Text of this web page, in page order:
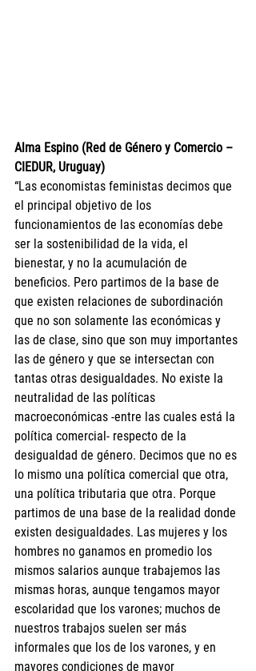
Alma Espino (Red de Género y Comercio –
CIEDUR, Uruguay)
“Las economistas feministas decimos que
el principal objetivo de los
funcionamientos de las economías debe
ser la sostenibilidad de la vida, el
bienestar, y no la acumulación de
beneficios. Pero partimos de la base de
que existen relaciones de subordinación
que no son solamente las económicas y
las de clase, sino que son muy importantes
las de género y que se intersectan con
tantas otras desigualdades. No existe la
neutralidad de las políticas
macroeconómicas -entre las cuales está la
política comercial- respecto de la
desigualdad de género. Decimos que no es
lo mismo una política comercial que otra,
una política tributaria que otra. Porque
partimos de una base de la realidad donde
existen desigualdades. Las mujeres y los
hombres no ganamos en promedio los
mismos salarios aunque trabajemos las
mismas horas, aunque tengamos mayor
escolaridad que los varones; muchos de
nuestros trabajos suelen ser más
informales que los de los varones, y en
mayores condiciones de mayor